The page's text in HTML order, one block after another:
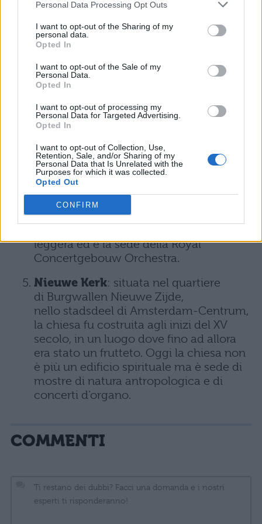
Personal Data Processing Opt Outs
I want to opt-out of the Sharing of my
personal data.
Opted In
I want to opt-out of the Sale of my
Personal Data.
Opted In
I want to opt-out of processing my
Personal Data for Targeted Advertising.
Opted In
I want to opt-out of Collection, Use,
Retention, Sale, and/or Sharing of my
Personal Data that Is Unrelated with the
Purposes for which it was collected.
Opted Out
CONFIRM
principale aperto nel 1973 e l’ala nuova
progettata dall’architetto Kisho
Kurokawa, il museo comprende opere
che documentano le varie fasi della vita
di Van Gogh, dall’infanzia, ai vari stadi
emotivi, fino alla morte. Tra le opere
possedute vi sono “I mangiatori di
patate”, “La camera di Vincent ad
Arles” e una delle varie realizzazioni de “I
Concertgebouw: sala da concerto
di Amsterdam, considerata per
importanza tra le prime tre sale al
mondo, il Concertgebouw
ospita numerosi eventi concertistici, sia
leggera ed è la sede della Royal
Concertgebouw Orchestra.
Nieuwe Kerk: situata nel quartiere
di Burgwallen Nieuwe Zijde,
nello stadsdeel di Amsterdam-Centrum,
la chiesa fu costruita agli inizi del XV
secolo, in un luogo dove fino ad allora
era stato un frutteto. Oggi la chiesa non
è più un edificio spirituale ma è sede di
mostre di natura antropologica e di
concerti d’organo.
COMMENTI